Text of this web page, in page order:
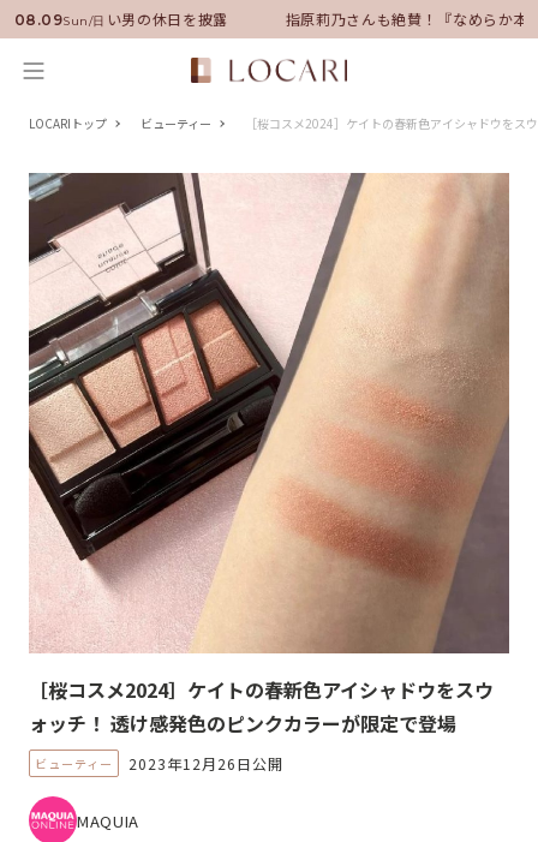
08.09Sun/日
ーに就任！いい男の休日を披露 指原莉乃さんも絶賛！『なめらか本
LOCARIトップ ビューティー ［桜コスメ2024］ケイトの春新色アイシャドウをス
［桜コスメ2024］ケイトの春新色アイシャドウをスウ
ォッチ！ 透け感発色のピンクカラーが限定で登場
ビューティー 2023年12月26日公開
MAQUIA